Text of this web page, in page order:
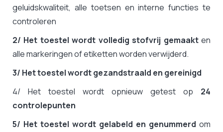
geluidskwaliteit, alle toetsen en interne functies te
controleren
2/ Het toestel wordt volledig stofvrij gemaakten
alle markeringen of etiketten worden verwijderd.
3/ Het toestel wordt gezandstraald en gereinigd
4/ Het toestel wordt opnieuw getest op 24
controlepunten
5/ Het toestel wordt gelabeld en genummerd om